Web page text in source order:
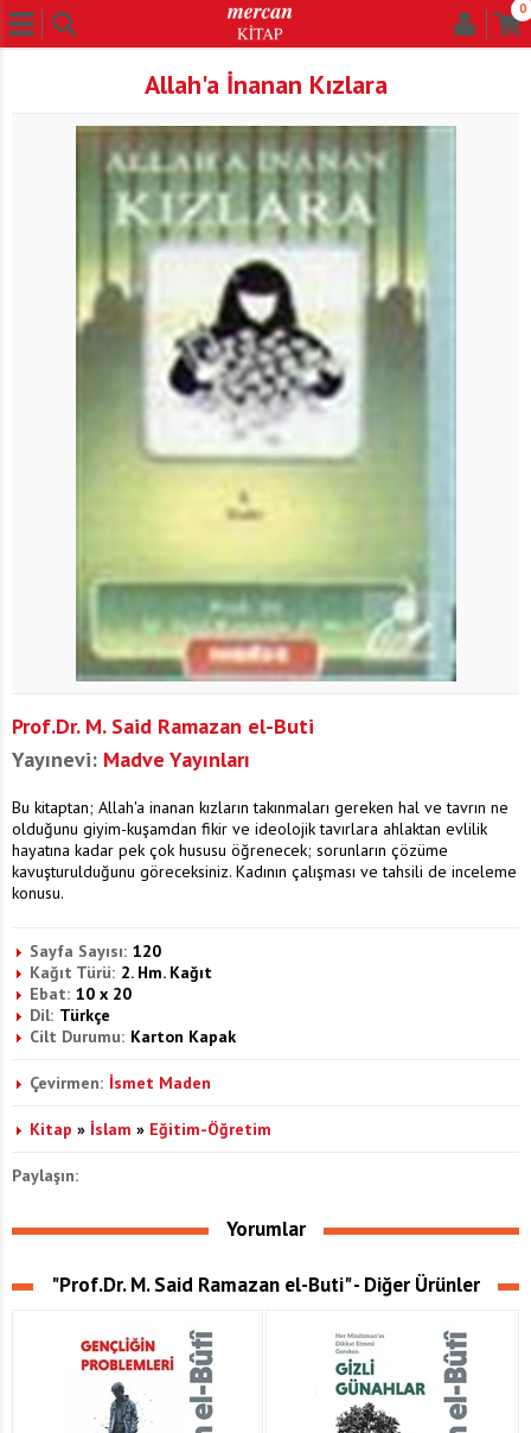
0
Allah'a İnanan Kızlara
Prof.Dr. M. Said Ramazan el-Buti
Yayınevi: Madve Yayınları
Bu kitaptan; Allah'a inanan kızların takınmaları gereken hal ve tavrın ne
olduğunu giyim-kuşamdan fikir ve ideolojik tavırlara ahlaktan evlilik
hayatına kadar pek çok hususu öğrenecek; sorunların çözüme
kavuşturulduğunu göreceksiniz. Kadının çalışması ve tahsili de inceleme
konusu.
Sayfa Sayısı: 120
Kağıt Türü: 2. Hm. Kağıt
Ebat: 10 x 20
Dil: Türkçe
Cilt Durumu: Karton Kapak
Çevirmen: İsmet Maden
Kitap » İslam » Eğitim-Öğretim
Paylaşın:
Yorumlar
"Prof.Dr. M. Said Ramazan el-Buti" - Diğer Ürünler